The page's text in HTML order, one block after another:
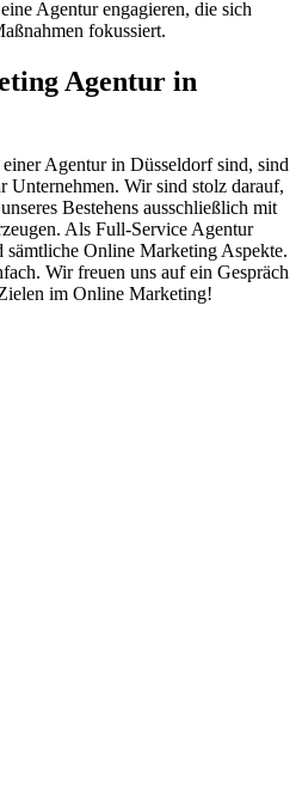
Agentur engagieren, die sich
fokussiert.
Agentur in
Agentur in Düsseldorf sind, sind
Unternehmen. Wir sind stolz darauf,
Bestehens ausschließlich mit
Als Full-Service Agentur
sämtliche Online Marketing Aspekte.
Wir freuen uns auf ein Gespräch
im Online Marketing!